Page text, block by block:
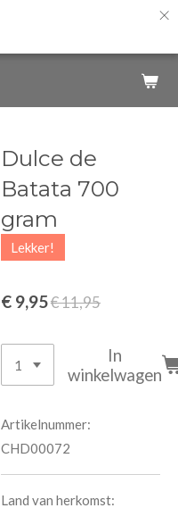
×
Dulce de
Batata 700
gram
Lekker!
€ 9,95€ 11,95
In
winkelwagen
Artikelnummer:
CHD00072
Land van herkomst: